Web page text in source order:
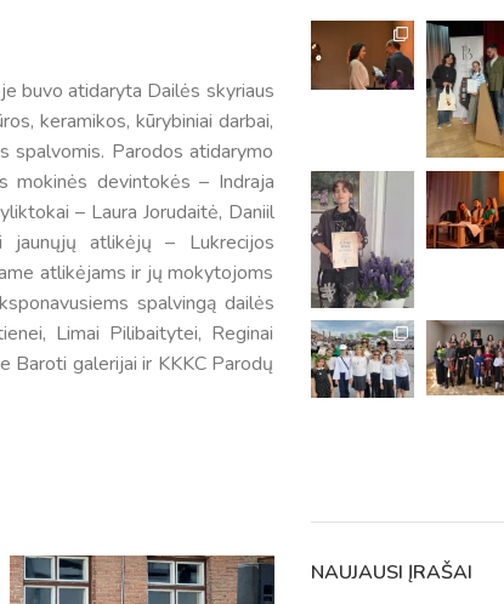
tvarkaraštis 2025-2026 m. m.
2025-2026 m. m.
buvo atidaryta Dailės skyriaus
keramikos, kūrybiniai darbai,
spalvomis. Parodos atidarymo
mokinės devintokės – Indraja
– Laura Jorudaitė, Daniil
jaunųjų atlikėjų – Lukrecijos
atlikėjams ir jų mokytojoms
spalvingą dailės
Limai Pilibaitytei, Reginai
Baroti galerijai ir KKKC Parodų
NAUJAUSI ĮRAŠAI